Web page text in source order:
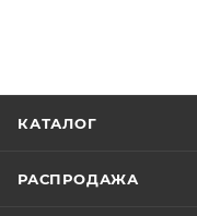
КАТАЛОГ
РАСПРОДАЖА